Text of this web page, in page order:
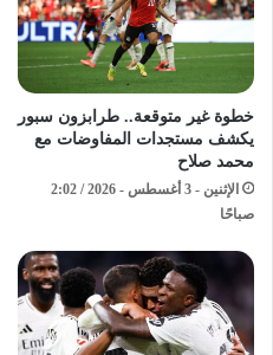
خطوة غير متوقعة.. طرابزون سبور
يكشف مستجدات المفاوضات مع
محمد صلاح
الإثنين - 3 أغسطس - 2026 / 2:02
صباحًا